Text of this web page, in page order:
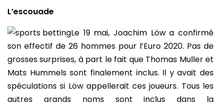
L’escouade
Le 19 mai, Joachim Löw a confirmé
son effectif de 26 hommes pour l’Euro 2020. Pas de
grosses surprises, à part le fait que Thomas Muller et
Mats Hummels sont finalement inclus. Il y avait des
spéculations si Löw appellerait ces joueurs. Tous les
autres grands noms sont inclus dans la